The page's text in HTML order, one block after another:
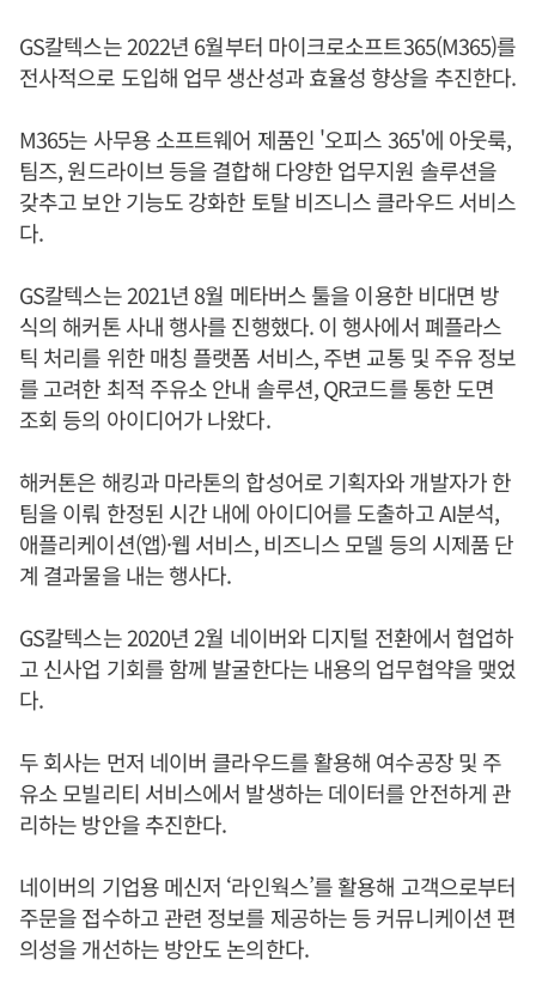
GS칼텍스는 2022년 6월부터 마이크로소프트365(M365)를
전사적으로 도입해 업무 생산성과 효율성 향상을 추진한다.
M365는 사무용 소프트웨어 제품인 '오피스 365'에 아웃룩,
팀즈, 원드라이브 등을 결합해 다양한 업무지원 솔루션을
갖추고 보안 기능도 강화한 토탈 비즈니스 클라우드 서비스
다.
GS칼텍스는 2021년 8월 메타버스 툴을 이용한 비대면 방
식의 해커톤 사내 행사를 진행했다. 이 행사에서 폐플라스
틱 처리를 위한 매칭 플랫폼 서비스, 주변 교통 및 주유 정보
를 고려한 최적 주유소 안내 솔루션, QR코드를 통한 도면
조회 등의 아이디어가 나왔다.
해커톤은 해킹과 마라톤의 합성어로 기획자와 개발자가 한
팀을 이뤄 한정된 시간 내에 아이디어를 도출하고 AI분석,
애플리케이션(앱)·웹 서비스, 비즈니스 모델 등의 시제품 단
계 결과물을 내는 행사다.
GS칼텍스는 2020년 2월 네이버와 디지털 전환에서 협업하
고 신사업 기회를 함께 발굴한다는 내용의 업무협약을 맺었
다.
두 회사는 먼저 네이버 클라우드를 활용해 여수공장 및 주
유소 모빌리티 서비스에서 발생하는 데이터를 안전하게 관
리하는 방안을 추진한다.
네이버의 기업용 메신저 ‘라인웍스’를 활용해 고객으로부터
주문을 접수하고 관련 정보를 제공하는 등 커뮤니케이션 편
의성을 개선하는 방안도 논의한다.